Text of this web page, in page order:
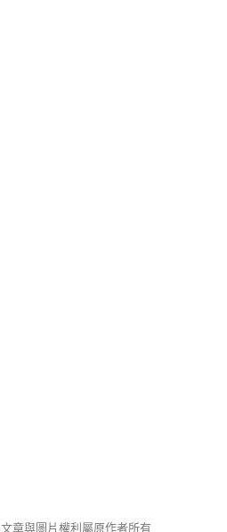
文章與圖片權利屬原作者所有